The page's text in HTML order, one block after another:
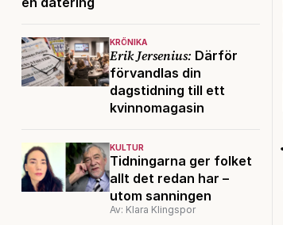
KRÖNIKA
Erik Jersenius: Därför
förvandlas din
dagstidning till ett
kvinnomagasin
KULTUR
Tidningarna ger folket
allt det redan har –
utom sanningen
Av: Klara Klingspor